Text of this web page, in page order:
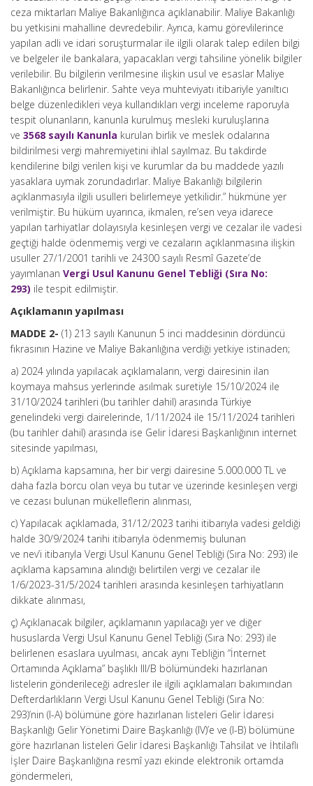
ceza miktarları Maliye Bakanlığınca açıklanabilir. Maliye Bakanlığı
bu yetkisini mahalline devredebilir. Ayrıca, kamu görevlilerince
yapılan adli ve idari soruşturmalar ile ilgili olarak talep edilen bilgi
ve belgeler ile bankalara, yapacakları vergi tahsiline yönelik bilgiler
verilebilir. Bu bilgilerin verilmesine ilişkin usul ve esaslar Maliye
Bakanlığınca belirlenir. Sahte veya muhteviyatı itibariyle yanıltıcı
belge düzenledikleri veya kullandıkları vergi inceleme raporuyla
tespit olunanların, kanunla kurulmuş mesleki kuruluşlarına
ve 3568 sayılı Kanunla kurulan birlik ve meslek odalarına
bildirilmesi vergi mahremiyetini ihlal sayılmaz. Bu takdirde
kendilerine bilgi verilen kişi ve kurumlar da bu maddede yazılı
yasaklara uymak zorundadırlar. Maliye Bakanlığı bilgilerin
açıklanmasıyla ilgili usulleri belirlemeye yetkilidir.” hükmüne yer
verilmiştir. Bu hüküm uyarınca, ikmalen, re’sen veya idarece
yapılan tarhiyatlar dolayısıyla kesinleşen vergi ve cezalar ile vadesi
geçtiği halde ödenmemiş vergi ve cezaların açıklanmasına ilişkin
usuller 27/1/2001 tarihli ve 24300 sayılı Resmî Gazete’de
yayımlanan Vergi Usul Kanunu Genel Tebliği (Sıra No:
293) ile tespit edilmiştir.
Açıklamanın yapılması
MADDE 2- (1) 213 sayılı Kanunun 5 inci maddesinin dördüncü
fıkrasının Hazine ve Maliye Bakanlığına verdiği yetkiye istinaden;
a) 2024 yılında yapılacak açıklamaların, vergi dairesinin ilan
koymaya mahsus yerlerinde asılmak suretiyle 15/10/2024 ile
31/10/2024 tarihleri (bu tarihler dahil) arasında Türkiye
genelindeki vergi dairelerinde, 1/11/2024 ile 15/11/2024 tarihleri
(bu tarihler dahil) arasında ise Gelir İdaresi Başkanlığının internet
sitesinde yapılması,
b) Açıklama kapsamına, her bir vergi dairesine 5.000.000 TL ve
daha fazla borcu olan veya bu tutar ve üzerinde kesinleşen vergi
ve cezası bulunan mükelleflerin alınması,
c) Yapılacak açıklamada, 31/12/2023 tarihi itibarıyla vadesi geldiği
halde 30/9/2024 tarihi itibarıyla ödenmemiş bulunan
ve nev’i itibarıyla Vergi Usul Kanunu Genel Tebliği (Sıra No: 293) ile
açıklama kapsamına alındığı belirtilen vergi ve cezalar ile
1/6/2023-31/5/2024 tarihleri arasında kesinleşen tarhiyatların
dikkate alınması,
ç) Açıklanacak bilgiler, açıklamanın yapılacağı yer ve diğer
hususlarda Vergi Usul Kanunu Genel Tebliği (Sıra No: 293) ile
belirlenen esaslara uyulması, ancak aynı Tebliğin “İnternet
Ortamında Açıklama” başlıklı III/B bölümündeki hazırlanan
listelerin gönderileceği adresler ile ilgili açıklamaları bakımından
Defterdarlıkların Vergi Usul Kanunu Genel Tebliği (Sıra No:
293)’nin (I-A) bölümüne göre hazırlanan listeleri Gelir İdaresi
Başkanlığı Gelir Yönetimi Daire Başkanlığı (IV)’e ve (I-B) bölümüne
göre hazırlanan listeleri Gelir İdaresi Başkanlığı Tahsilat ve İhtilaflı
İşler Daire Başkanlığına resmî yazı ekinde elektronik ortamda
göndermeleri,